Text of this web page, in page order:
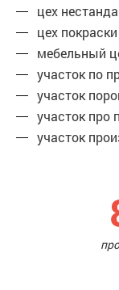
цех
цех покраски
мебельный
участок по
участок
участок про
участок